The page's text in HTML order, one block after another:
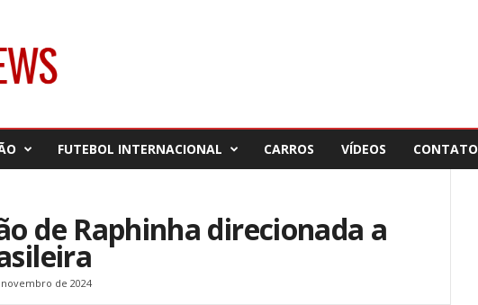
FUTEBOL INTERNACIONAL CARROS VÍDEOS CONTATO
de Raphinha direcionada a
de 2024